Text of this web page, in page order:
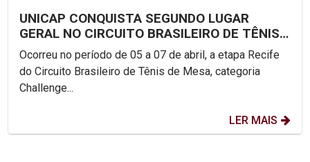
UNICAP CONQUISTA SEGUNDO LUGAR
GERAL NO CIRCUITO BRASILEIRO DE TÊNIS
DE MESA
Ocorreu no período de 05 a 07 de abril, a etapa Recife
do Circuito Brasileiro de Tênis de Mesa, categoria
Challenge...
LER MAIS